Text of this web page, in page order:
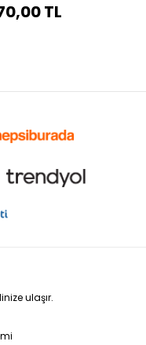
TL
ulaşır.